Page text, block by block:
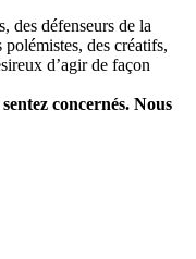
des défenseurs de la
des créatifs,
d’agir de façon
concernés. Nous